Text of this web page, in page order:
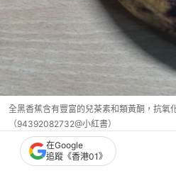
全黑香蕉含有豐富的兒茶素和類黃酮，抗氧
（94392082732@小紅書）
便秘預防｜營養師推介5種
在Google
追蹤《香港01》